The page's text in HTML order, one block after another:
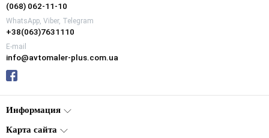
(068) 062-11-10
WhatsApp, Viber, Telegram
+38(063)7631110
E-mail
info@avtomaler-plus.com.ua
Информация
Карта сайта